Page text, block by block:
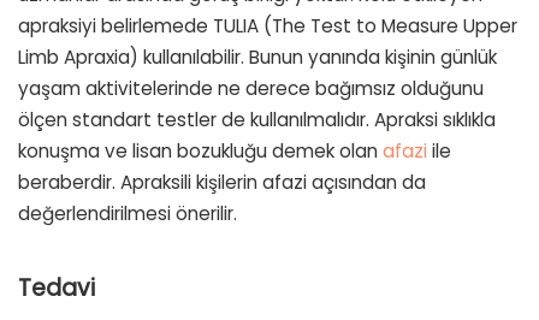
apraksiyi belirlemede TULIA (The Test to Measure Upper
Limb Apraxia) kullanılabilir. Bunun yanında kişinin günlük
yaşam aktivitelerinde ne derece bağımsız olduğunu
ölçen standart testler de kullanılmalıdır. Apraksi sıklıkla
konuşma ve lisan bozukluğu demek olan afazi ile
beraberdir. Apraksili kişilerin afazi açısından da
değerlendirilmesi önerilir.
Tedavi